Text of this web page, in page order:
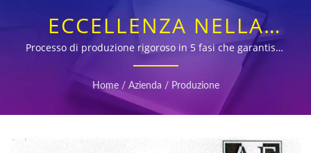
ECCELLENZA NELLA
PRODUZIONE DI
LASTRE DI ACRILICO
COLATO CERTIFICATA
Processo di produzione rigoroso in 5 fasi che garantisce
qualità dalla selezione dei materiali all'ispezione finale
Home / Azienda / Produzione